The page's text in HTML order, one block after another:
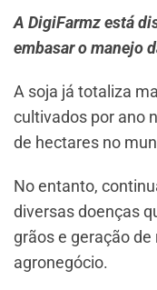
A DigiFarmz está
embasar o manejo
A soja já totaliza
cultivados por ano
de hectares no
No entanto,
diversas doenças
grãos e geração
agronegócio.